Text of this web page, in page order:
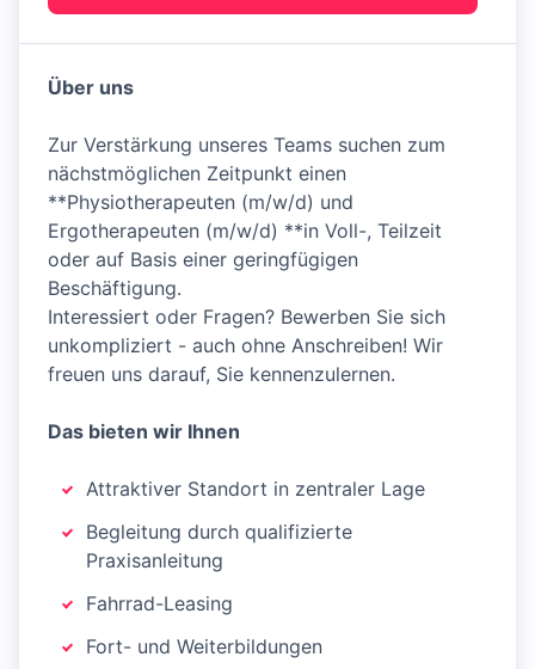
Über uns
Zur Verstärkung unseres Teams suchen zum
nächstmöglichen Zeitpunkt einen
**Physiotherapeuten (m/w/d) und
Ergotherapeuten (m/w/d) **in Voll-, Teilzeit
oder auf Basis einer geringfügigen
Beschäftigung.
Interessiert oder Fragen? Bewerben Sie sich
unkompliziert - auch ohne Anschreiben! Wir
freuen uns darauf, Sie kennenzulernen.
Das bieten wir Ihnen
Attraktiver Standort in zentraler Lage
Begleitung durch qualifizierte
Praxisanleitung
Fahrrad-Leasing
Fort- und Weiterbildungen